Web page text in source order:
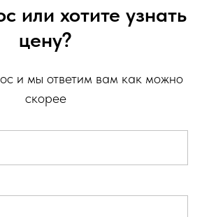
или хотите узнать
цену?
и мы ответим вам как можно
скорее